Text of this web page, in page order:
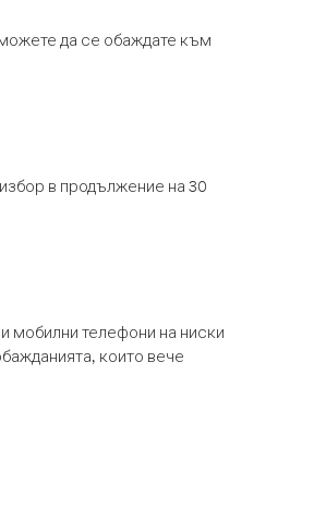
да се обаждате към
в продължение на 30
мобилни телефони на ниски
които вече